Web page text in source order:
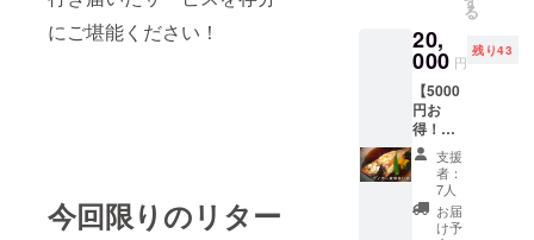
にご堪能ください！
今回限りのリター
日まで
12月1日
から
2022年
11月29
日まで
・
コース
をご利
用の際
は事前
に予約
をお願
いいた
しま
す。当
の注文
で2～3
名様分
の提供
となり
ま
す。
意事
項】
・利
ぼれ寿
司コー
ス利用
券（3名
様分）
※2
日前ま
でに要
予約
※複数回
に分け
る
20,
000 円
残り43
【5000
円お
得！】
ディ
ナー専
用お食
事券×25
支援
者：
7人
お届
け予